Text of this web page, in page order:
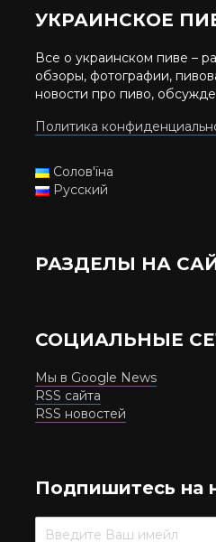
УКРАИНСКОЕ
Все о украинском пиве –
обзоры, фотографии,
новости про пиво,
Политика
Солов'їна
Русский
РАЗДЕЛЫ НА
СОЦИАЛЬНЫЕ
Мы в Google News
RSS сайта
RSS новостей
Подпишитесь на